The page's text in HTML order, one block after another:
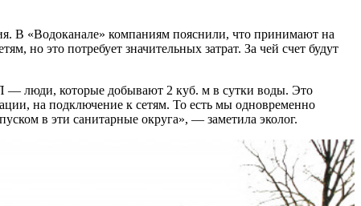
В «Водоканале» компаниям пояснили, что принимают на
но это потребует значительных затрат. За чей счет будут
— люди, которые добывают 2 куб. м в сутки воды. Это
на подключение к сетям. То есть мы одновременно
в эти санитарные округа», — заметила эколог.